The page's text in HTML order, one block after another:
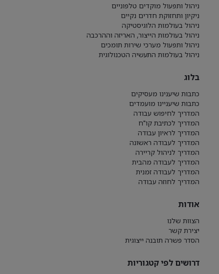
ניהול ותפעול מוקדים טלפוניים
ניקיון ותחזוקת חדרים נקיים
ניהול בעולמות הלוגיסטיקה
ניהול בעולמות הייצור, האריזה וההרכבה
ניהול ותפעול מערכי שירות תומכים
ניהול בעולמות התעשיה הטכנולוגית
בלוג
כתבות שיענינו מעסיקים
כתבות שיעניינו מועמדים
המדריך לחיפוש עבודה
המדריך לכתיבת קו"ח
המדריך לראיון עבודה
המדריך לעבודה ראשונה
המדריך לניהול קריירה
המדריך לעבודה מהבית
המדריך לעבודה זמנית
המדריך לחוזה עבודה
אודות
הצוות שלנו
יצירת קשר
הסדר פשרה תובנה ייצוגית
דרושים לפי קטגוריות